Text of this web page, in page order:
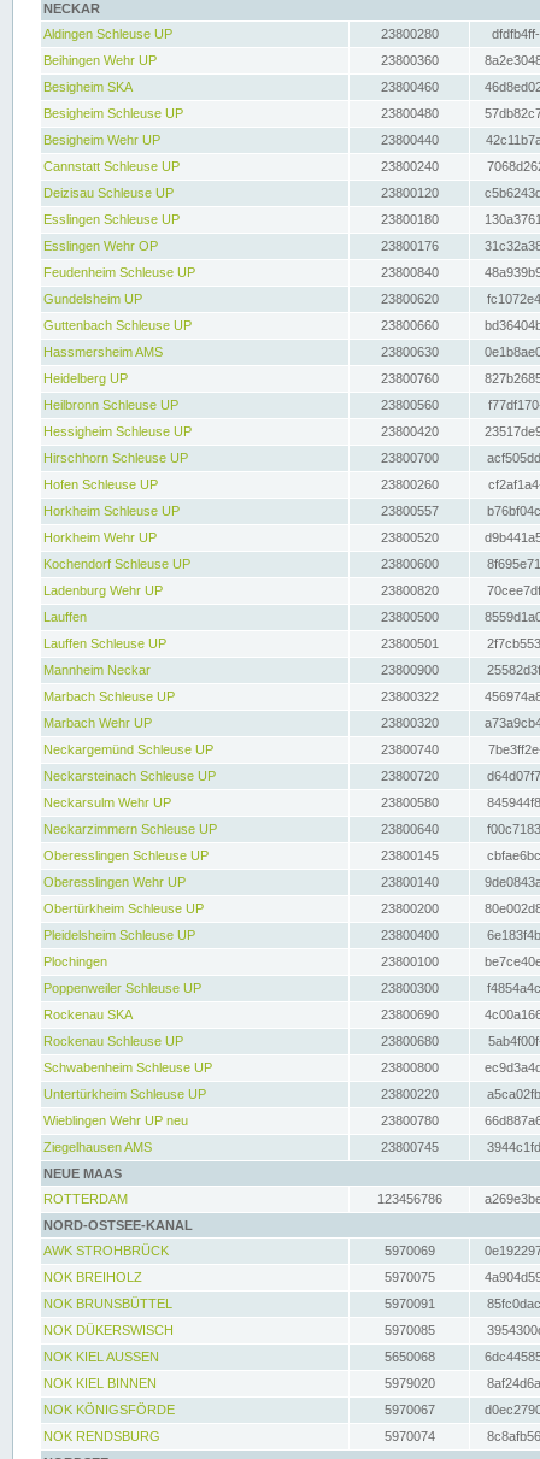
NECKAR
Aldingen Schleuse UP
23800280
Beihingen Wehr UP
23800360
Besigheim SKA
23800460
Besigheim Schleuse UP
23800480
Besigheim Wehr UP
23800440
Cannstatt Schleuse UP
23800240
Deizisau Schleuse UP
23800120
Esslingen Schleuse UP
23800180
Esslingen Wehr OP
23800176
Feudenheim Schleuse UP
23800840
Gundelsheim UP
23800620
Guttenbach Schleuse UP
23800660
Hassmersheim AMS
23800630
Heidelberg UP
23800760
Heilbronn Schleuse UP
23800560
Hessigheim Schleuse UP
23800420
Hirschhorn Schleuse UP
23800700
Hofen Schleuse UP
23800260
Horkheim Schleuse UP
23800557
Horkheim Wehr UP
23800520
Kochendorf Schleuse UP
23800600
Ladenburg Wehr UP
23800820
Lauffen
23800500
Lauffen Schleuse UP
23800501
Mannheim Neckar
23800900
Marbach Schleuse UP
23800322
Marbach Wehr UP
23800320
Neckargemünd Schleuse UP
23800740
Neckarsteinach Schleuse UP
23800720
Neckarsulm Wehr UP
23800580
Neckarzimmern Schleuse UP
23800640
Oberesslingen Schleuse UP
23800145
Oberesslingen Wehr UP
23800140
Obertürkheim Schleuse UP
23800200
Pleidelsheim Schleuse UP
23800400
Plochingen
23800100
Poppenweiler Schleuse UP
23800300
Rockenau SKA
23800690
Rockenau Schleuse UP
23800680
Schwabenheim Schleuse UP
23800800
Untertürkheim Schleuse UP
23800220
Wieblingen Wehr UP neu
23800780
Ziegelhausen AMS
23800745
NEUE MAAS
ROTTERDAM
123456786
NORD-OSTSEE-KANAL
AWK STROHBRÜCK
5970069
NOK BREIHOLZ
5970075
NOK BRUNSBÜTTEL
5970091
NOK DÜKERSWISCH
5970085
NOK KIEL AUSSEN
5650068
NOK KIEL BINNEN
5979020
NOK KÖNIGSFÖRDE
5970067
NOK RENDSBURG
5970074